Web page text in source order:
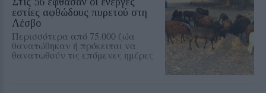
εστίες αφθώδους πυρετού στη
Λέσβο
Περισσότερα από 75.000 ζώα
θανατώθηκαν ή πρόκειται να
θανατωθούν τις επόμενες ημέρες